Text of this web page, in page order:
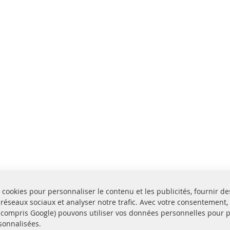
pour personnaliser le contenu et les publicités, fournir
sociaux et analyser notre trafic. Avec votre
Google) pouvons utiliser vos données personnelles pour